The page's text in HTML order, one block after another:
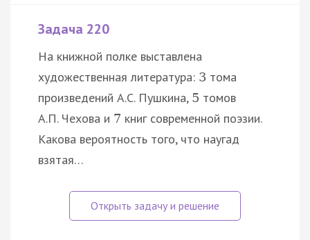
Задача 220
На книжной полке выставлена
художественная литература: 3 тома
произведений А.С. Пушкина, 5 томов
А.П. Чехова и 7 книг современной поэзии.
Какова вероятность того, что наугад
взятая…